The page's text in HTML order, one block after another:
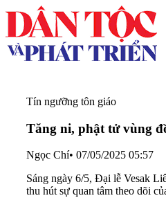
Tín ngưỡng tôn giáo
Tăng ni, phật tử vùng
Ngọc Chí• 07/05/2025 05:57
Sáng ngày 6/5, Đại lễ Vesak
thu hút sự quan tâm theo dõi